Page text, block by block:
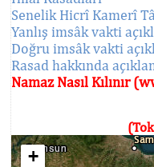
Senelik Hicrî Kamerî
Yanlış imsâk vakti
Doğru imsâk vakti
Rasad hakkında
Namaz Nasıl Kılınır
+